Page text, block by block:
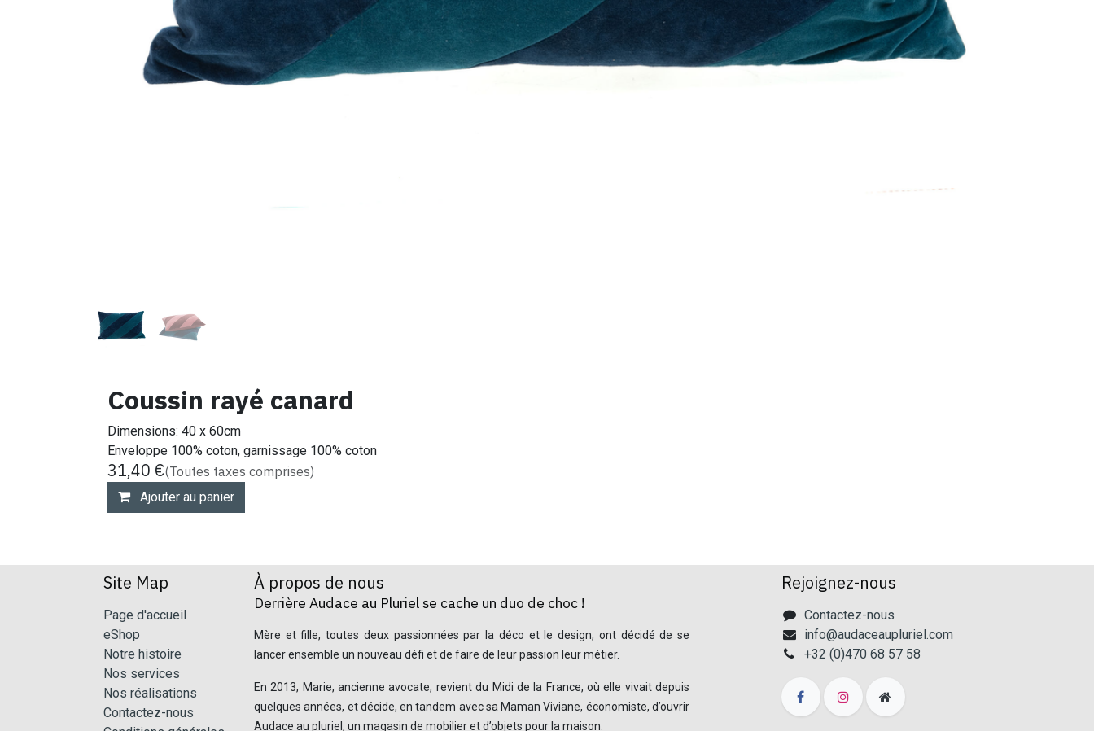
Coussin rayé canard
Dimensions: 40 x 60cm
Enveloppe 100% coton, garnissage 100% coton
31,40 €(Toutes taxes comprises)
Ajouter au panier
Site Map
Page d'accueil
eShop
Notre histoire
Nos services
Nos réalisations
Contactez-nous
Rejoignez-nous
Contactez-nous
info@audaceaupluriel.com
+32 (0)470 68 57 58
À propos de nous
Derrière Audace au Pluriel se cache un duo de choc !
Mère et fille, toutes deux passionnées par la déco et le design, ont décidé de se
lancer ensemble un nouveau défi et de faire de leur passion leur métier.
En 2013, Marie, ancienne avocate, revient du Midi de la France, où elle vivait depuis
quelques années, et décide, en tandem avec sa Maman Viviane, économiste, d’ouvrir
Audace au pluriel, un magasin de mobilier et d’objets pour la maison.